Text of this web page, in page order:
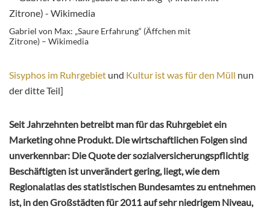
Gabriel von Max: „Saure Erfahrung“ (Äffchen mit
Zitrone) – Wikimedia
Sisyphos im Ruhrgebiet und Kultur ist was für den Müll nun
der ditte Teil]
Seit Jahrzehnten betreibt man für das Ruhrgebiet ein
Marketing ohne Produkt. Die wirtschaftlichen Folgen sind
unverkennbar: Die Quote der sozialversicherungspflichtig
Beschäftigten ist unverändert gering, liegt, wie dem
Regionalatlas des statistischen Bundesamtes zu entnehmen
ist, in den Großstädten für 2011 auf sehr niedrigem Niveau,